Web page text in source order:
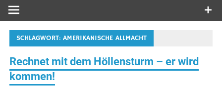
SCHLAGWORT:AMERIKANISCHE ALLMACHT
Rechnet mit dem Höllensturm – er wird
kommen!